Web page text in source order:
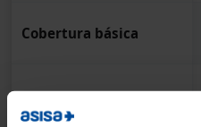
Cobertura básica